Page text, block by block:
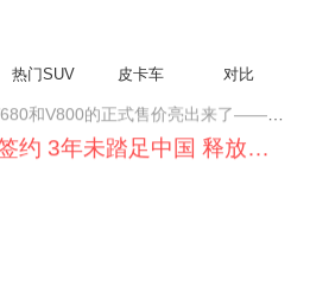
热门SUV 皮卡车 对比
通用CEO缺席签约 3年未踏足中国 释放反常信号
8月5日，上汽集团与通用汽车在上海完成上汽通用合资协议续约，合作周期一次性延长20年至2047年，这场关乎中美汽车标杆合资企业未来二十年走向的重磅签约仪式，备受全行业瞩目。